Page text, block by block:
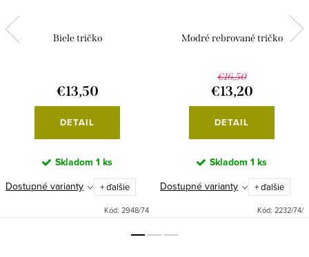
Biele tričko
€13,50
DETAIL
Skladom 1 ks
Dostupné varianty
+ ďalšie
Kód: 2948/74
Modré rebrované tričko
€16,50
€13,20
DETAIL
Skladom 1 ks
Dostupné varianty
+ ďalšie
Kód: 2232/74/